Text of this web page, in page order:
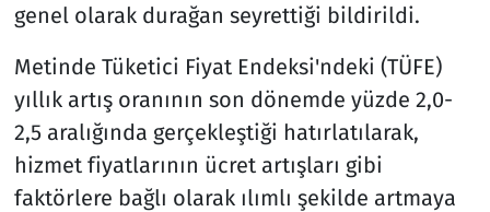
genel olarak durağan seyrettiği bildirildi.
Metinde Tüketici Fiyat Endeksi'ndeki (TÜFE)
yıllık artış oranının son dönemde yüzde 2,0-
2,5 aralığında gerçekleştiği hatırlatılarak,
hizmet fiyatlarının ücret artışları gibi
faktörlere bağlı olarak ılımlı şekilde artmaya